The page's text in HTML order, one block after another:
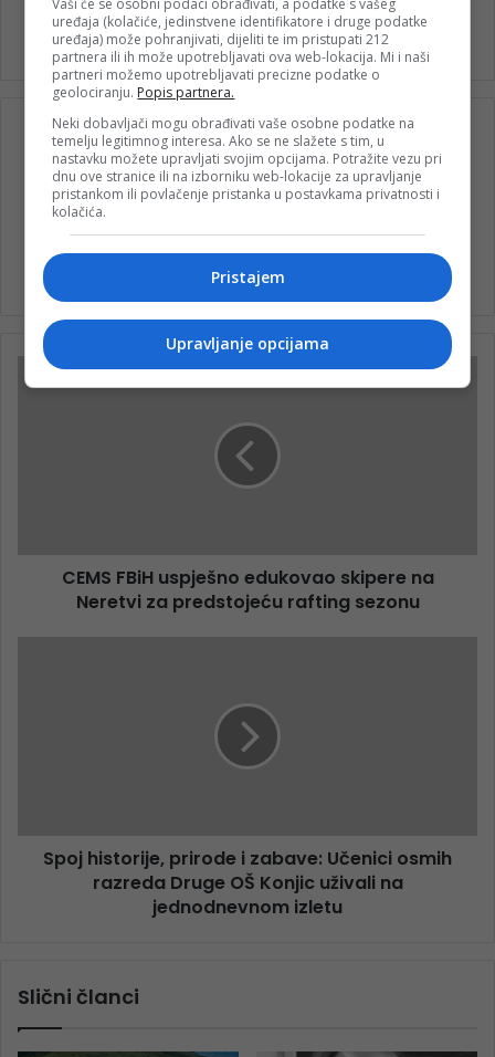
Dženaza
nk 2
CEMS FBiH uspješno edukovao skipere na
Neretvi za predstojeću rafting sezonu
Spoj historije, prirode i zabave: Učenici osmih
razreda Druge OŠ Konjic uživali na
jednodnevnom izletu
Slični članci
uređaja (kolačiće, jedinstvene identifikatore i druge podatke
uređaja) može pohranjivati, dijeliti te im pristupati 212
partnera ili ih može upotrebljavati ova web-lokacija. Mi i naši
partneri možemo upotrebljavati precizne podatke o
geolociranju. Popis partnera.
Neki dobavljači mogu obrađivati vaše osobne podatke na
temelju legitimnog interesa. Ako se ne slažete s tim, u
nastavku možete upravljati svojim opcijama. Potražite vezu pri
dnu ove stranice ili na izborniku web-lokacije za upravljanje
pristankom ili povlačenje pristanka u postavkama privatnosti i
kolačića.
Pristajem
Upravljanje opcijama